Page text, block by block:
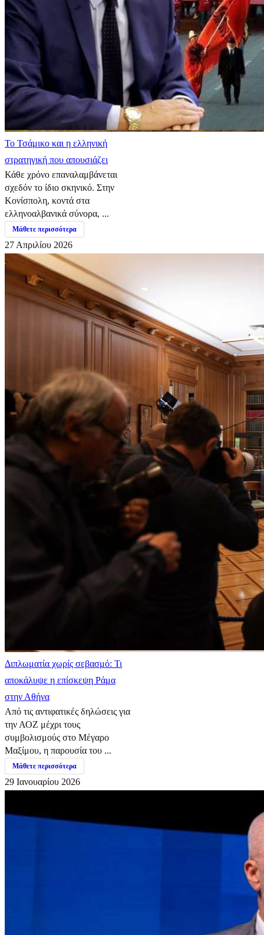
​Το Τσάμικο και η ελληνική
στρατηγική που απουσιάζει
Κάθε χρόνο επαναλαμβάνεται
σχεδόν το ίδιο σκηνικό. Στην
Κονίσπολη, κοντά στα
ελληνοαλβανικά σύνορα, ...
Μάθετε περισσότερα
27 Απριλίου 2026
Διπλωματία χωρίς σεβασμό: Τι
αποκάλυψε η επίσκεψη Ράμα
στην Αθήνα
Από τις αντιφατικές δηλώσεις για
την ΑΟΖ μέχρι τους
συμβολισμούς στο Μέγαρο
Μαξίμου, η παρουσία του ...
Μάθετε περισσότερα
29 Ιανουαρίου 2026